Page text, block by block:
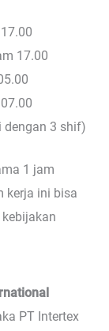
17.00
dengan 3 shif)
1 jam
kerja ini bisa
PT Intertex